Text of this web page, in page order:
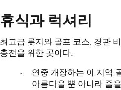
휴식과 럭셔리
최고급 롯지와 골프 코스, 경관
충전을 위한 곳이다.
연중 개장하는 이 지역
아름다울 뿐 아니라 줄